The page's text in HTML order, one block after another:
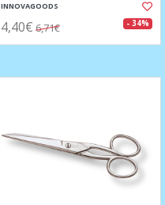
INNOVAGOODS
4,40€ 6,71€ - 34%